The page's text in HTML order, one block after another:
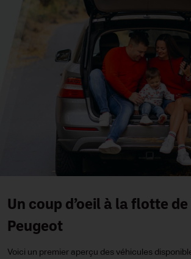
Un coup d’oeil à la flotte
Peugeot
Voici un premier aperçu des véhicules